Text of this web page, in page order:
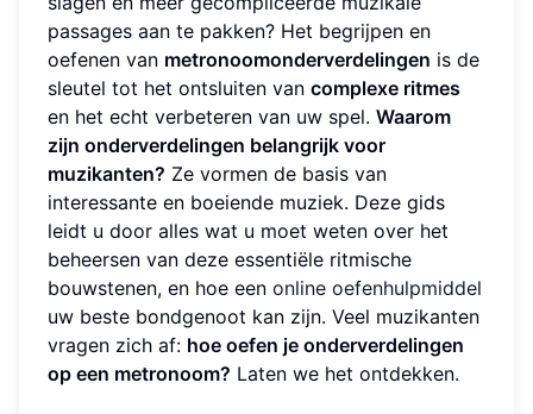
passages aan te pakken? Het begrijpen en
oefenen van metronoomonderverdelingen is de
sleutel tot het ontsluiten van complexe ritmes
en het echt verbeteren van uw spel. Waarom
zijn onderverdelingen belangrijk voor
muzikanten? Ze vormen de basis van
interessante en boeiende muziek. Deze gids
leidt u door alles wat u moet weten over het
beheersen van deze essentiële ritmische
bouwstenen, en hoe een online oefenhulpmiddel
uw beste bondgenoot kan zijn. Veel muzikanten
vragen zich af: hoe oefen je onderverdelingen
op een metronoom? Laten we het ontdekken.